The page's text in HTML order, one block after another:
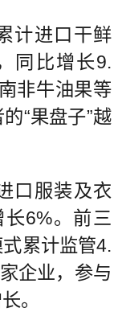
进口干鲜
同比增长9.
非牛油果等
“果盘子”越
服装及衣
6%。前三
累计监管4.
企业，参与
。